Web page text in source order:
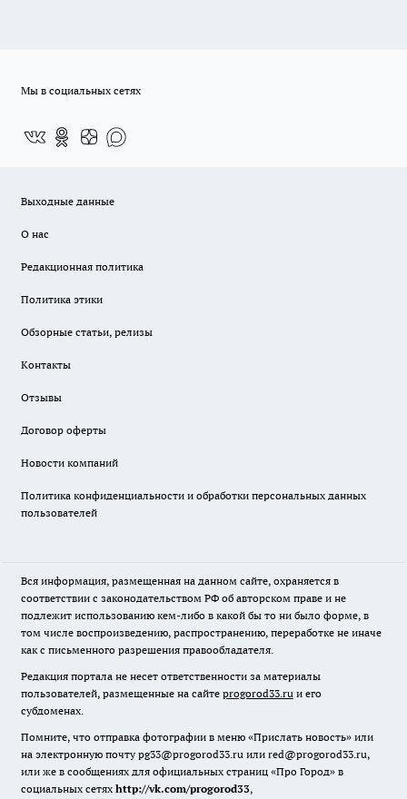
Мы в социальных сетях
Выходные данные
О нас
Редакционная политика
Политика этики
Обзорные статьи, релизы
Контакты
Отзывы
Договор оферты
Новости компаний
Политика конфиденциальности и обработки персональных данных
пользователей
Вся информация, размещенная на данном сайте, охраняется в
соответствии с законодательством РФ об авторском праве и не
подлежит использованию кем-либо в какой бы то ни было форме, в
том числе воспроизведению, распространению, переработке не иначе
как с письменного разрешения правообладателя.
Редакция портала не несет ответственности за материалы
пользователей, размещенные на сайте progorod33.ru и его
субдоменах.
Помните, что отправка фотографии в меню «Прислать новость» или
на электронную почту pg33@progorod33.ru или red@progorod33.ru,
или же в сообщениях для официальных страниц «Про Город» в
социальных сетях http://vk.com/progorod33,